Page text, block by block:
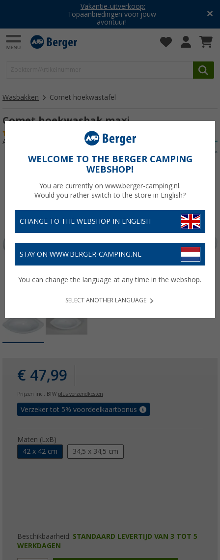
Vakantie-uitverkoop:
Topaanbiedingen voor jouw
avontuur!
Wasbakken Comet hoekwastafel
Comet hoekwasbak maxi
Artikelnr: 165190
€ 47,99
Prijzen incl. BTW plus verzendkosten
Verzeker tot 5% voordeelkaartbonus
Maten (LxB)
42 x 42 cm
34,5 x 34,5 cm
Beschikbaarheid: STANDAARD LEVERTIJD VAN 3 TOT 5
WERKDAGEN
WELCOME TO THE BERGER CAMPING
WEBSHOP!
You are currently on www.berger-camping.nl.
Would you rather switch to the store in English?
CHANGE TO THE WEBSHOP IN ENGLISH
STAY ON WWW.BERGER-CAMPING.NL
You can change the language at any time in the webshop.
SELECT ANOTHER LANGUAGE